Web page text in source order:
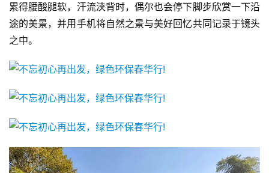
累得腰酸腿软，汗流浃背时，偶尔也会停下脚步欣赏一下沿
途的美景，并用手机将自然之景与美好回忆共同记录于镜头
之中。